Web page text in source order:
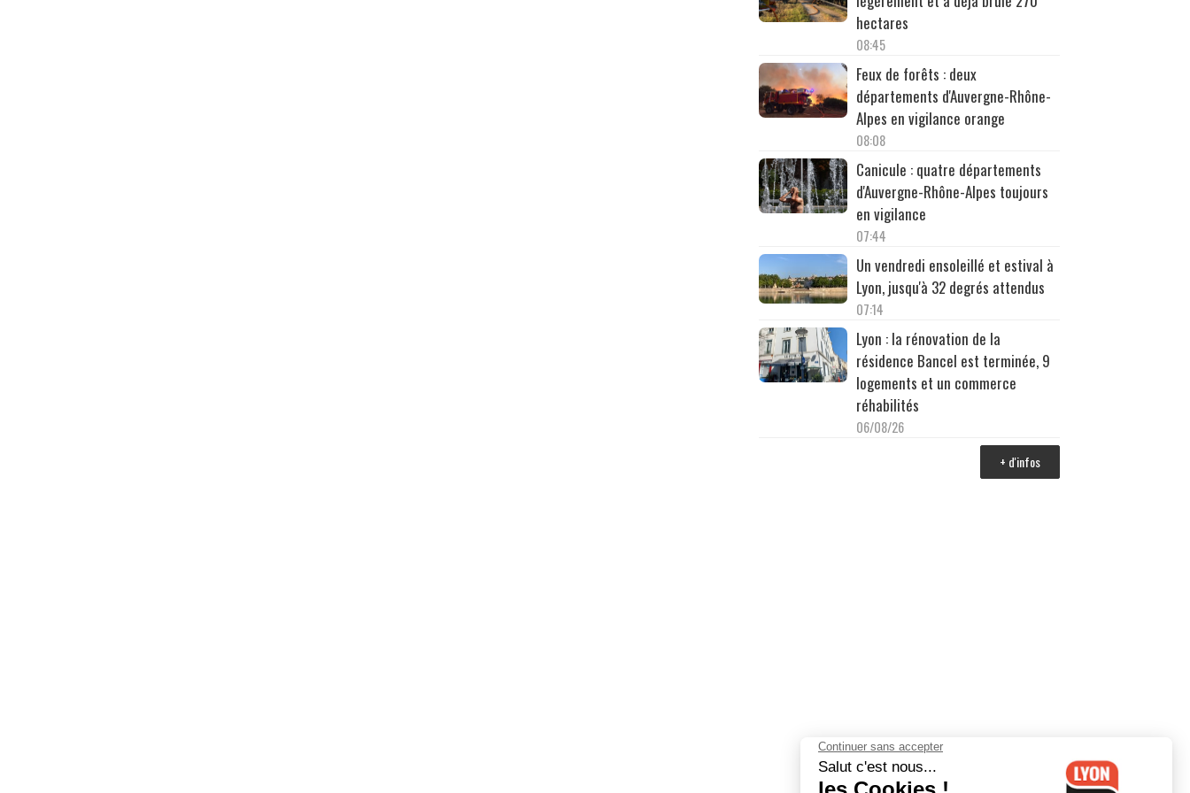
hectares
08:45
Feux de forêts : deux
départements d'Auvergne-Rhône-
Alpes en vigilance orange
08:08
Canicule : quatre départements
d'Auvergne-Rhône-Alpes toujours
en vigilance
07:44
Un vendredi ensoleillé et estival à
Lyon, jusqu'à 32 degrés attendus
07:14
Lyon : la rénovation de la
résidence Bancel est terminée, 9
logements et un commerce
réhabilités
06/08/26
+ d'infos